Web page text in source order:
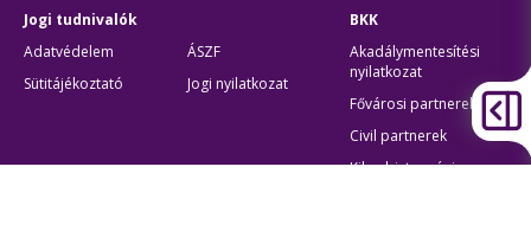
Jogi tudnivalók
Adatvédelem
ÁSZF
Sütitájékoztató
Jogi nyilatkozat
BKK
Akadálymentesítési
nyilatkozat
Fővárosi partnerek
Civil partnerek
Kiberbiztonsági